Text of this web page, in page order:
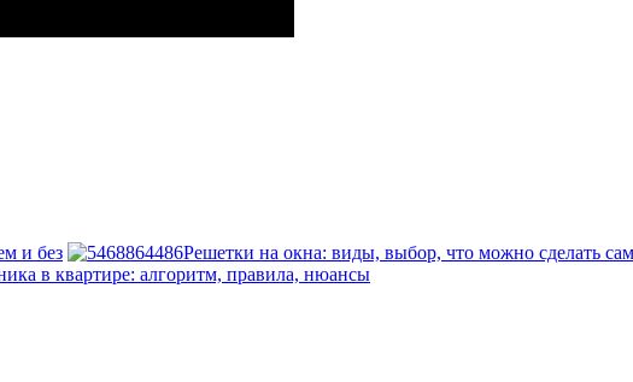
и без
Решетки на окна: виды, выбор, что можно сделать
в квартире: алгоритм, правила, нюансы